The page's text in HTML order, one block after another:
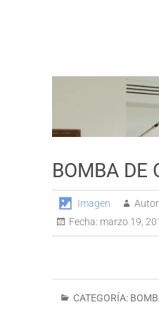
BOMBA DE
Imagen
Fecha: marzo 19,
CATEGORÍA: